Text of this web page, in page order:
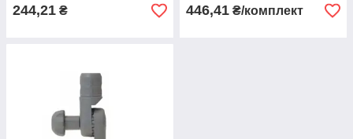
244,21 ₴ 446,41 ₴/комплект